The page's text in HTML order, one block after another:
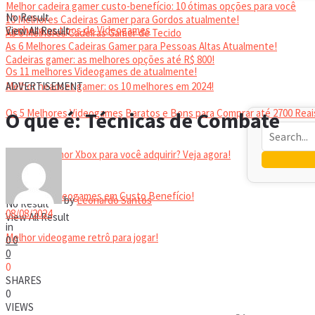
Melhor cadeira gamer custo-benefício: 10 ótimas opções para você
10 Melhores Cadeiras Gamer para Gordos atualmente!
As 6 Melhores Cadeiras Gamer de Tecido
As 6 Melhores Cadeiras Gamer para Pessoas Altas Atualmente!
Cadeiras gamer: as melhores opções até R$ 800!
HEADSET
Melhor headset gamer: os 10 melhores em 2024!
No Result
View All Result
Conheça os tipos de Videogames
Os 11 melhores Videogames de atualmente!
Os 5 Melhores Videogames Baratos e Bons para Comprar até 2700
Qual é o melhor Xbox para você adquirir? Veja agora!
Melhores Videogames em Custo Benefício!
Melhor videogame retrô para jogar!
VIDEOGAMES PORTÁTEIS
No Result
View All Result
ADVERTISEMENT
O que é: Técnicas de Combate
byLeonardo Santos
08/08/2024
in
00
0
0
SHARES
0
VIEWS